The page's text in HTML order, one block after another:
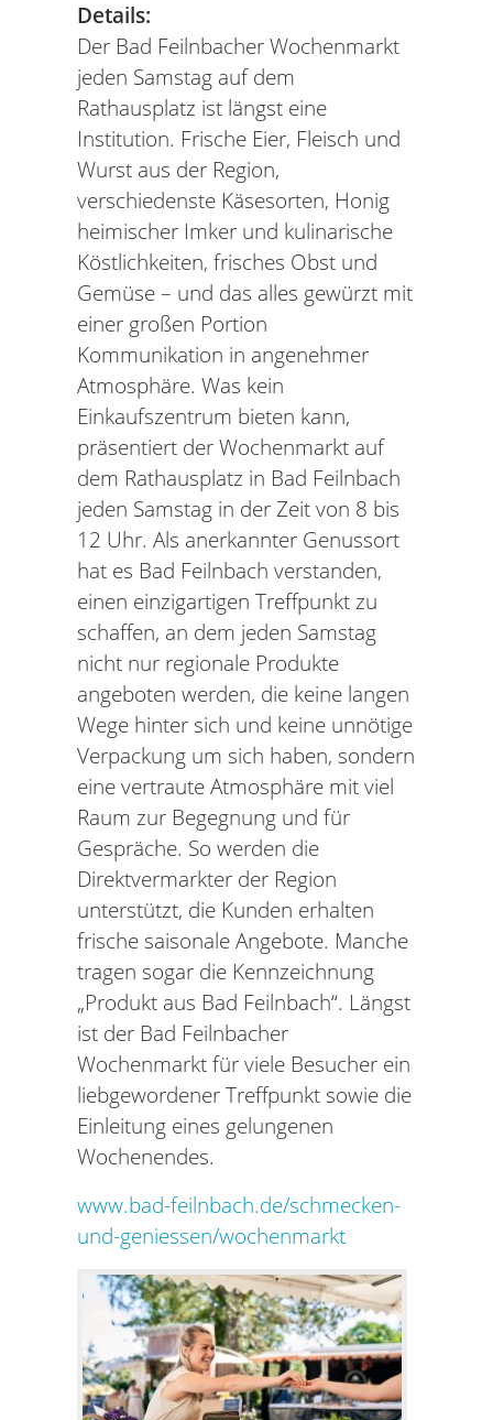
Details:
Der Bad Feilnbacher Wochenmarkt
jeden Samstag auf dem
Rathausplatz ist längst eine
Institution. Frische Eier, Fleisch und
Wurst aus der Region,
verschiedenste Käsesorten, Honig
heimischer Imker und kulinarische
Köstlichkeiten, frisches Obst und
Gemüse – und das alles gewürzt mit
einer großen Portion
Kommunikation in angenehmer
Atmosphäre. Was kein
Einkaufszentrum bieten kann,
präsentiert der Wochenmarkt auf
dem Rathausplatz in Bad Feilnbach
jeden Samstag in der Zeit von 8 bis
12 Uhr. Als anerkannter Genussort
hat es Bad Feilnbach verstanden,
einen einzigartigen Treffpunkt zu
schaffen, an dem jeden Samstag
nicht nur regionale Produkte
angeboten werden, die keine langen
Wege hinter sich und keine unnötige
Verpackung um sich haben, sondern
eine vertraute Atmosphäre mit viel
Raum zur Begegnung und für
Gespräche. So werden die
Direktvermarkter der Region
unterstützt, die Kunden erhalten
frische saisonale Angebote. Manche
tragen sogar die Kennzeichnung
„Produkt aus Bad Feilnbach“. Längst
ist der Bad Feilnbacher
Wochenmarkt für viele Besucher ein
liebgewordener Treffpunkt sowie die
Einleitung eines gelungenen
Wochenendes.
www.bad-feilnbach.de/schmecken-
und-geniessen/wochenmarkt